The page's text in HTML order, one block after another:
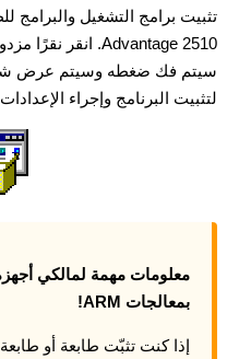
سيتم فك ضغطه وسيتم عرض
لتثبيت البرنامج وإجراء
معلومات مهمة لمالكي أجهزة
بمعالجات ARM!